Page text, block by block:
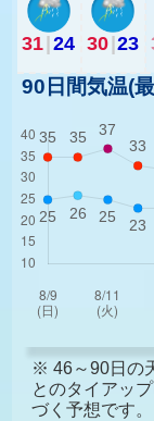
31|24 30|23
90日間気温(
※ 46～90日の
とのタイアッ
づく予想です。